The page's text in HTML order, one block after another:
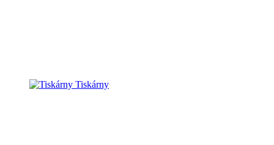
Tiskárny